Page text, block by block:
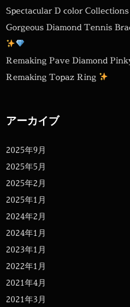
Spectacular D color Collections
Gorgeous Diamond Tennis
Remaking Pave Diamond
Remaking Topaz Ring
アーカイブ
2025年9月
2025年5月
2025年2月
2025年1月
2024年2月
2024年1月
2023年1月
2022年1月
2021年4月
2021年3月